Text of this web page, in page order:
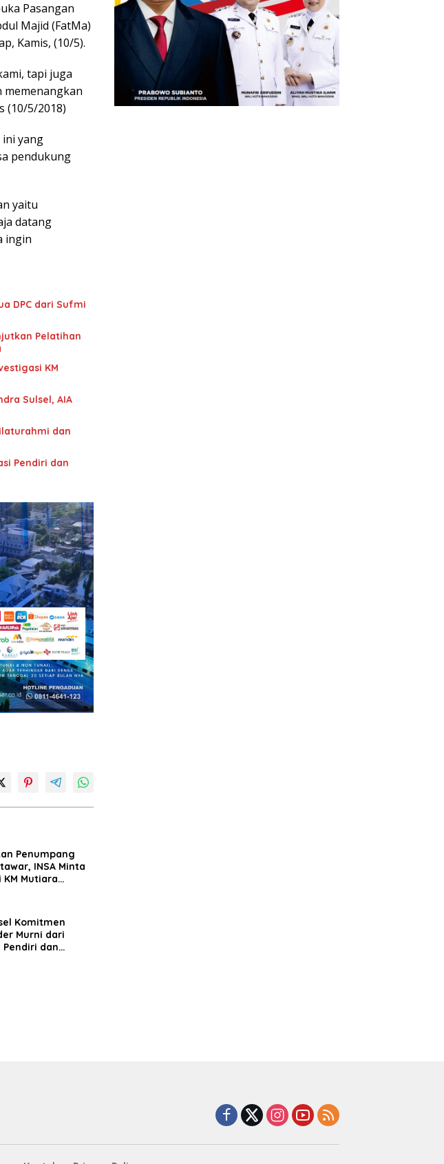
Pasangan
Majid (FatMa)
Kamis, (10/5).
tapi juga
memenangkan
(10/5/2018)
ini yang
pendukung
yaitu
datang
ingin
DPC dari Sufmi
Pelatihan
KM
Sulsel, AIA
dan
Pendiri dan
Penumpang
INSA Minta
Mutiara
Komitmen
Murni dari
Pendiri dan